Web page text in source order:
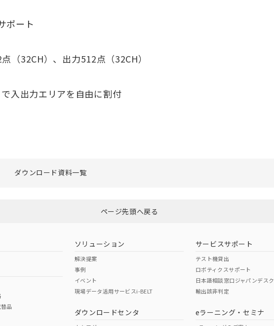
ポート
（32CH）、出力512点（32CH）
入出力エリアを自由に割付
ダウンロード資料一覧
ページ先頭へ戻る
品
ソリューション
解決提案
事例
イベント
現場データ活用サービスi-BELT
ダウンロードセンタ
サービスサポート
テスト機貸出
ロボティクスサポート
日本語相談窓口ジャパンデスク
輸出該非判定
eラーニング・セミナ